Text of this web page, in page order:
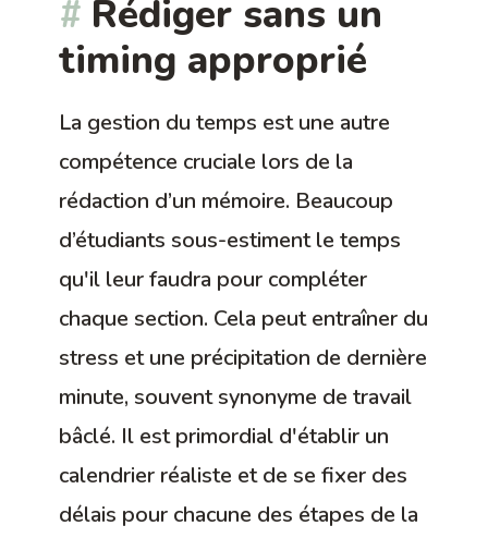
Rédiger sans un
timing approprié
La gestion du temps est une autre
compétence cruciale lors de la
rédaction d’un mémoire. Beaucoup
d’étudiants sous-estiment le temps
qu'il leur faudra pour compléter
chaque section. Cela peut entraîner du
stress et une précipitation de dernière
minute, souvent synonyme de travail
bâclé. Il est primordial d'établir un
calendrier réaliste et de se fixer des
délais pour chacune des étapes de la